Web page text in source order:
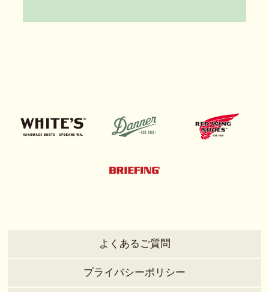
よくあるご質問
プライバシーポリシー